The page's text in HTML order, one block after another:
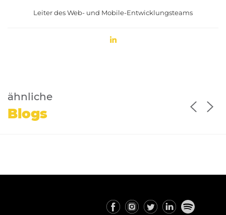
Leiter des Web- und Mobile-Entwicklungsteams
ähnliche
Blogs